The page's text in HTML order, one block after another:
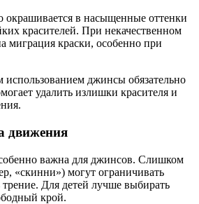
окрашивается в насыщенные оттенки
красителей. При некачественном
миграция краски, особенно при
джинсы обязательно
удалить излишки красителя и
движения
важна для джинсов. Слишком
«скинни») могут ограничивать
Для детей лучше выбирать
крой.